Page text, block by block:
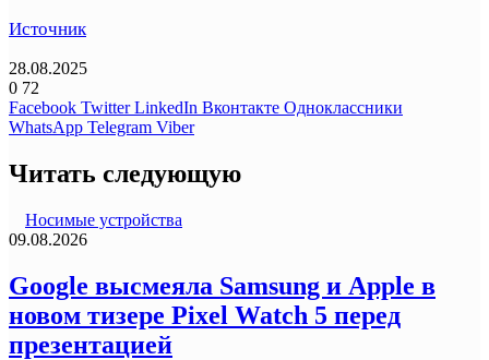
Источник
28.08.2025
0 72
Facebook Twitter LinkedIn Вконтакте Одноклассники
WhatsApp Telegram Viber
Читать следующую
Носимые устройства
09.08.2026
Google высмеяла Samsung и Apple в
новом тизере Pixel Watch 5 перед
презентацией